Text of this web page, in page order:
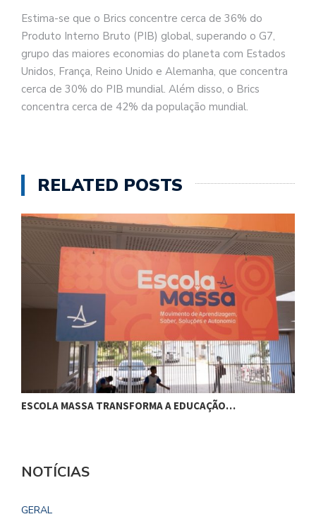
Estima-se que o Brics concentre cerca de 36% do
Produto Interno Bruto (PIB) global, superando o G7,
grupo das maiores economias do planeta com Estados
Unidos, França, Reino Unido e Alemanha, que concentra
cerca de 30% do PIB mundial. Além disso, o Brics
concentra cerca de 42% da população mundial.
RELATED POSTS
ESCOLA MASSA TRANSFORMA A EDUCAÇÃO…
NOTÍCIAS
GERAL